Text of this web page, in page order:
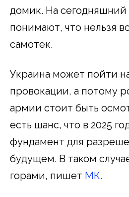
домик. На
понимают, что нельзя
самотек.
Украина может пойти
провокации, а потому
армии стоит быть
есть шанс, что в 2025
фундамент для
будущем. В таком
горами, пишет МК.